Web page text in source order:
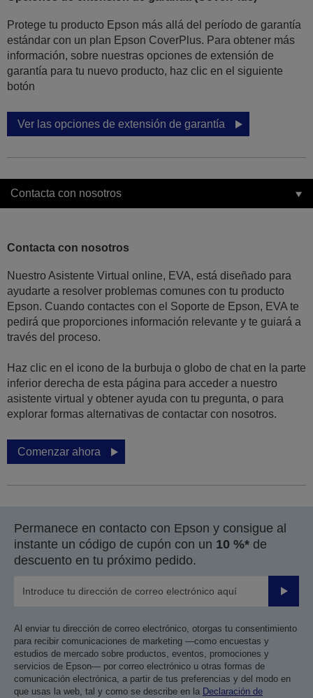
Protege tu producto Epson más allá del período de garantía
estándar con un plan Epson CoverPlus. Para obtener más
información, sobre nuestras opciones de extensión de
garantía para tu nuevo producto, haz clic en el siguiente
botón
Ver las opciones de extensión de garantía
Contacta con nosotros
Contacta con nosotros
Nuestro Asistente Virtual online, EVA, está diseñado para
ayudarte a resolver problemas comunes con tu producto
Epson. Cuando contactes con el Soporte de Epson, EVA te
pedirá que proporciones información relevante y te guiará a
través del proceso.
Haz clic en el icono de la burbuja o globo de chat en la parte
inferior derecha de esta página para acceder a nuestro
asistente virtual y obtener ayuda con tu pregunta, o para
explorar formas alternativas de contactar con nosotros.
Comenzar ahora
Permanece en contacto con Epson y consigue al
instante un código de cupón con un 10 %* de
descuento en tu próximo pedido.
Enviar
Al enviar tu dirección de correo electrónico, otorgas tu consentimiento
para recibir comunicaciones de marketing —como encuestas y
estudios de mercado sobre productos, eventos, promociones y
servicios de Epson— por correo electrónico u otras formas de
comunicación electrónica, a partir de tus preferencias y del modo en
que usas la web, tal y como se describe en la Declaración de